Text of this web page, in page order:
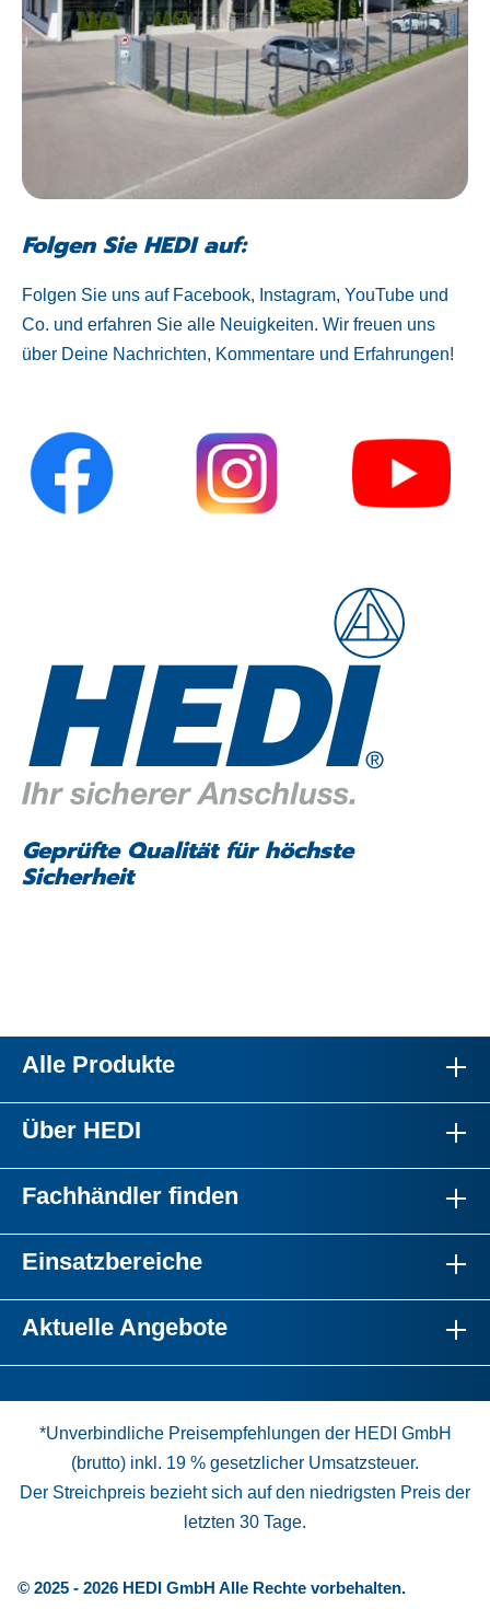
Folgen Sie HEDI auf:
Folgen Sie uns auf Facebook, Instagram, YouTube und
Co. und erfahren Sie alle Neuigkeiten. Wir freuen uns
über Deine Nachrichten, Kommentare und Erfahrungen!
Geprüfte Qualität für höchste
Sicherheit
Alle Produkte
Über HEDI
Fachhändler finden
Einsatzbereiche
Aktuelle Angebote
*Unverbindliche Preisempfehlungen der HEDI GmbH
(brutto) inkl. 19 % gesetzlicher Umsatzsteuer.
Der Streichpreis bezieht sich auf den niedrigsten Preis der
letzten 30 Tage.
© 2025 - 2026 HEDI GmbH Alle Rechte vorbehalten.